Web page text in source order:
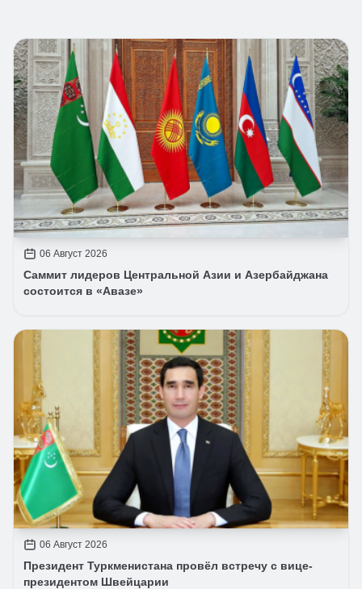
06 Август 2026
Саммит лидеров Центральной Азии и Азербайджана
состоится в «Авазе»
06 Август 2026
Президент Туркменистана провёл встречу с вице-
президентом Швейцарии